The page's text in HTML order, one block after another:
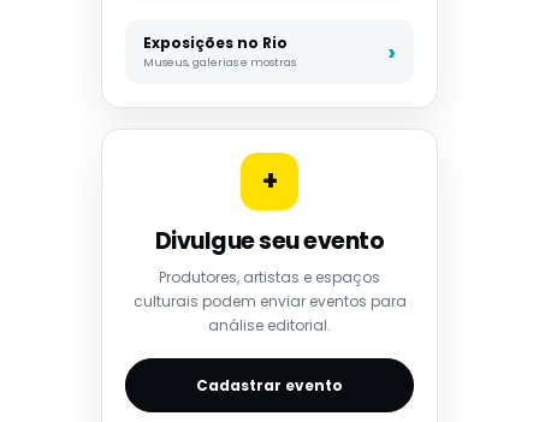
Exposições no Rio
Museus, galerias e mostras
+
Divulgue seu evento
Produtores, artistas e espaços
culturais podem enviar eventos para
análise editorial.
Cadastrar evento